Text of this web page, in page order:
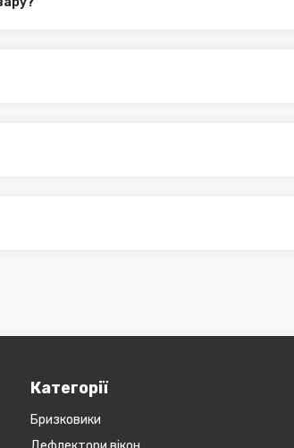
для великогабаритного товару
Категорії
Бризковики